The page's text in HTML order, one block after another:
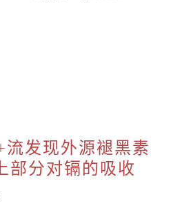
发现外源褪黑素
部分对镉的吸收